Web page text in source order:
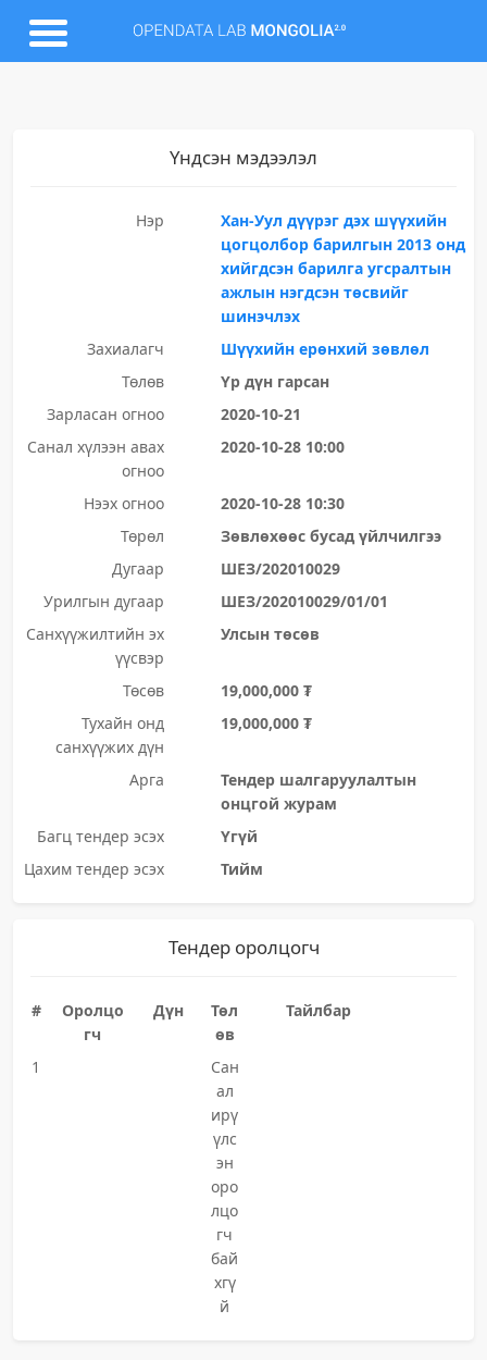
Үндсэн мэдээлэл
Нэр
Хан-Уул дүүрэг дэх шүүхийн
цогцолбор барилгын 2013 онд
хийгдсэн барилга угсралтын
ажлын нэгдсэн төсвийг
шинэчлэх
Захиалагч
Шүүхийн ерөнхий зөвлөл
Төлөв
Үр дүн гарсан
Зарласан огноо
2020-10-21
Санал хүлээн авах
огноо
2020-10-28 10:00
Нээх огноо
2020-10-28 10:30
Төрөл
Зөвлөхөөс бусад үйлчилгээ
Дугаар
ШЕЗ/202010029
Урилгын дугаар
ШЕЗ/202010029/01/01
Санхүүжилтийн эх
үүсвэр
Улсын төсөв
Төсөв
19,000,000 ₮
Тухайн онд
санхүүжих дүн
19,000,000 ₮
Арга
Тендер шалгаруулалтын
онцгой журам
Багц тендер эсэх
Үгүй
Цахим тендер эсэх
Тийм
Тендер оролцогч
#
Оролцо
гч
Дүн
Төл
өв
Тайлбар
1
Сан
ал
ирү
үлс
эн
оро
лцо
гч
бай
хгү
й